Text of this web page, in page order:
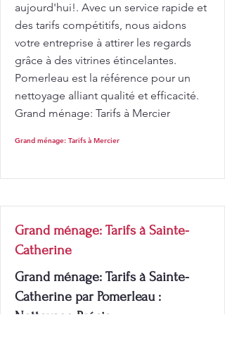
aujourd'hui!. Avec un service rapide et
des tarifs compétitifs, nous aidons
votre entreprise à attirer les regards
grâce à des vitrines étincelantes.
Pomerleau est la référence pour un
nettoyage alliant qualité et efficacité.
Grand ménage: Tarifs à Mercier
Grand ménage: Tarifs à Mercier
Grand ménage: Tarifs à Sainte-
Catherine
Grand ménage: Tarifs à Sainte-
Catherine par Pomerleau :
Nettoyage Précis